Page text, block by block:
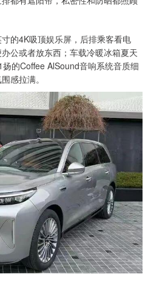
的4K吸顶娱乐屏，后排乘客看电
公或者放东西；车载冷暖冰箱夏天
的Coffee AlSound音响系统音质细
感拉满。